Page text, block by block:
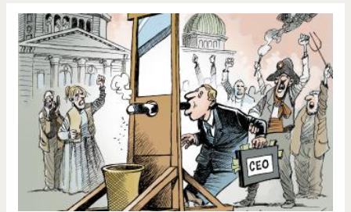
Chère énergie! Crise grecque
Cybermonde
Du printemps arabe à
l'hiver
Election présidentielle US Guerre en Syrie
Hopp Deutschland Israël - Palestine
L'Amérique et les armes L'Iran tremble